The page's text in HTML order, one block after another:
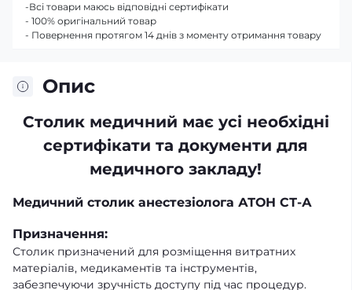
Опис
Столик медичний має усі необхідні
сертифікати та документи для
медичного закладу!
Медичний столик анестезіолога АТОН СТ-А
Призначення:
Столик призначений для розміщення витратних
матеріалів, медикаментів та інструментів,
забезпечуючи зручність доступу під час процедур.
-Всі товари маюсь відповідні сертифікати
- 100% оригінальний товар
- Повернення протягом 14 днів з моменту отримання товару